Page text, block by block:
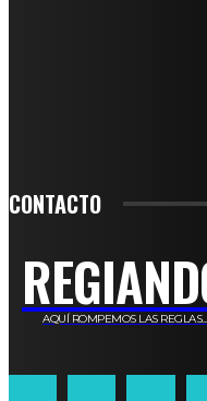
CONTACTO
AQUÍ ROMPEMOS LAS REGLAS...